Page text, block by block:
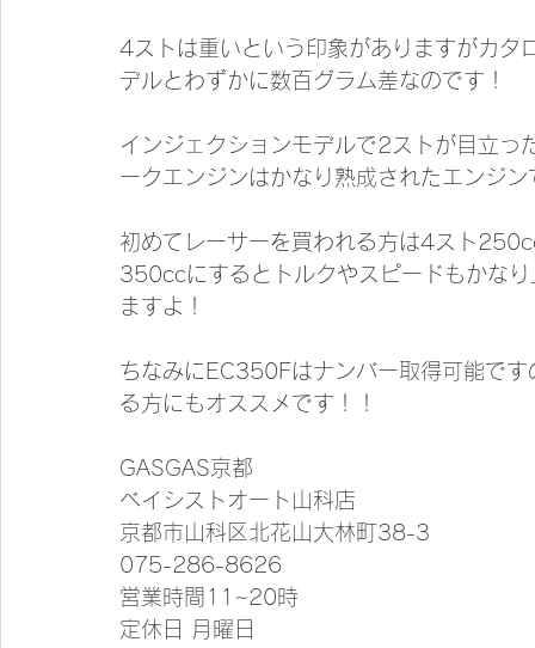
4ストは重いという印象がありますがカタ
デルとわずかに数百グラム差なのです！
インジェクションモデルで2ストが目立っ
ークエンジンはかなり熟成されたエンジ
初めてレーサーを買われる方は4スト
350ccにするとトルクやスピードもかな
ますよ！
ちなみにEC350Fはナンバー取得可能で
る方にもオススメです！！
GASGAS京都
ベイシストオート山科店
京都市山科区北花山大林町38-3
075-286-8626
営業時間11~20時
定休日 月曜日